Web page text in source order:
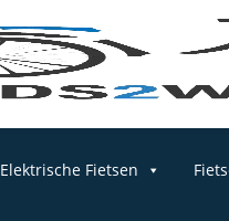
Elektrische Fietsen